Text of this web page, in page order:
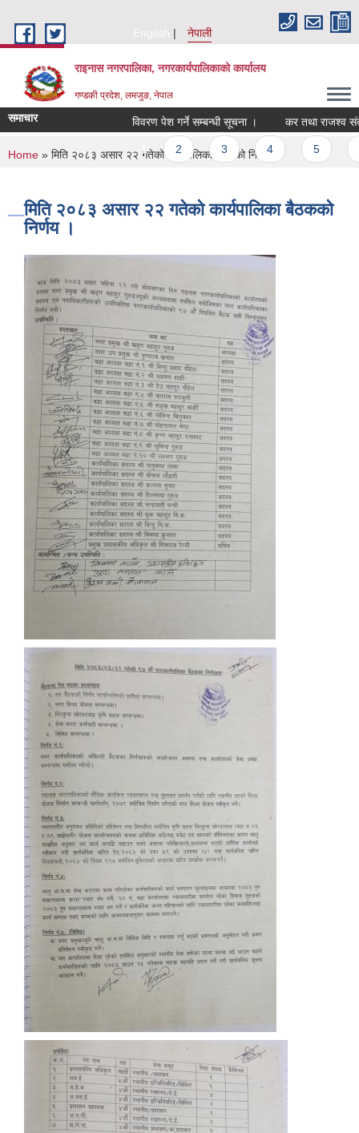
English
नेपाली
राइनास नगरपालिका, नगरकार्यपालिकाको कार्यालय
गण्डकी प्रदेश, लमजुङ, नेपाल
समाचार विवरण पेश गर्ने सम्बन्धी सूचना । कर तथा राजश्व
Pages
1 2 3 4
You are here
Home » मिति २०८३ असार २२ गतेको कार्यपालिका बैठकको निर्णय ।
मिति २०८३ असार २२ गतेको कार्यपालिका बैठकको
निर्णय ।